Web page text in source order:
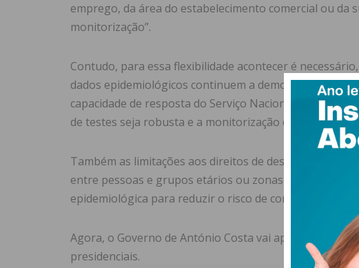
emprego, da área do estabelecimento comercial ou da
monitorização”.
Contudo, para essa flexibilidade acontecer é
dados epidemiológicos continuem a demonstrar uma
capacidade de resposta do Serviço Nacional de Saúde
de testes seja robusta e a monitorização conveniente”.
Também as limitações aos direitos de deslocação e
entre pessoas e grupos etários ou zonas de residência.
epidemiológica para reduzir o risco de contágio.
Agora, o Governo de António Costa vai apresentar as
presidenciais.